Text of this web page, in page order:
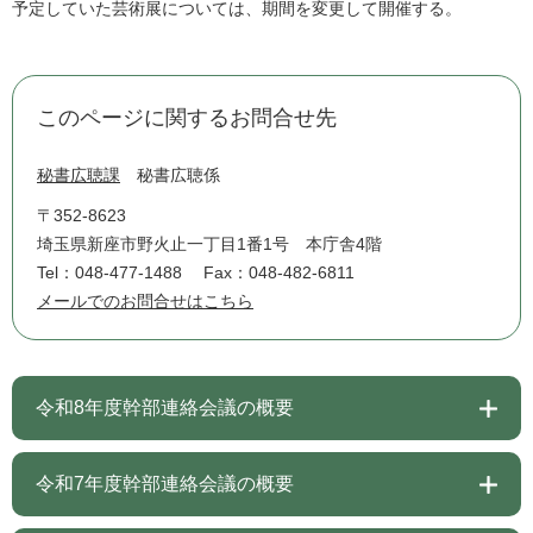
予定していた芸術展については、期間を変更して開催する。
このページに関するお問合せ先
秘書広聴課 秘書広聴係
〒352-8623
埼玉県新座市野火止一丁目1番1号 本庁舎4階
Tel：048-477-1488
Fax：048-482-6811
メールでのお問合せはこちら
令和8年度幹部連絡会議の概要
令和7年度幹部連絡会議の概要